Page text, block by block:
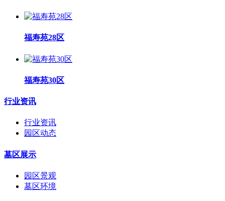
福寿苑28区
福寿苑30区
行业资讯
行业资讯
园区动态
墓区展示
园区景观
墓区环境